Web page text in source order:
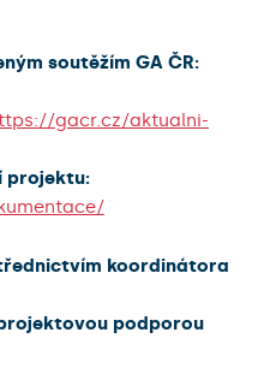
soutěžím GA ČR:
gacr.cz/aktualni-
projektu:
koordinátora
podporou